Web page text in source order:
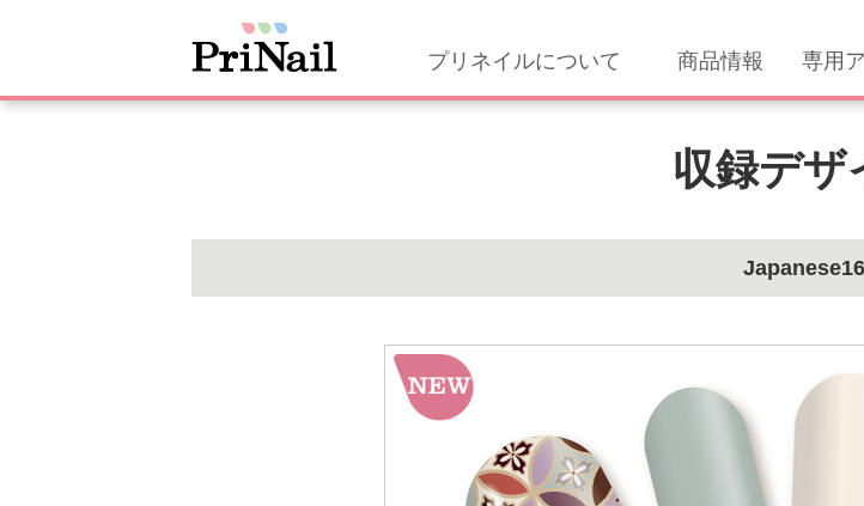
プリネイルについて 商品情報 専用
収録デザ
Japanese16